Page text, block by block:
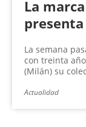
La
presenta
La semana
con treinta
(Milán) su
Actualidad